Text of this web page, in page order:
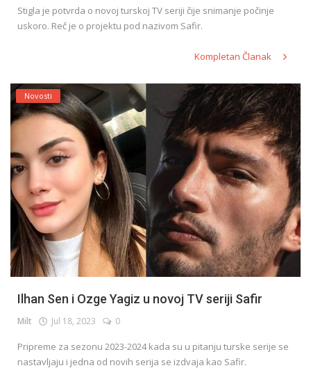
Stigla je potvrda o novoj turskoj TV seriji čije snimanje počinje
uskoro. Reč je o projektu pod nazivom Safir.
Kompletan Članak
Novosti
Ilhan Sen i Ozge Yagiz u novoj TV seriji Safir
Milt Jul 18, 2023 0
Pripreme za sezonu 2023-2024 kada su u pitanju turske serije se
nastavljaju i jedna od novih serija se izdvaja kao Safir.